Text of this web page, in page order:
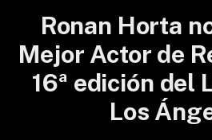
Ronan Horta
Mejor Actor de
16ª edición del
Los